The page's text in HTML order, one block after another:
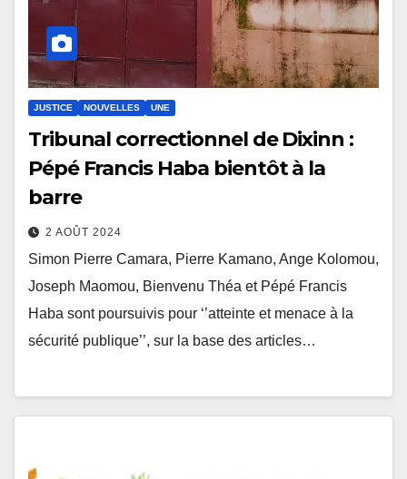
JUSTICE NOUVELLES UNE
Tribunal correctionnel de Dixinn :
Pépé Francis Haba bientôt à la
barre
2 AOÛT 2024
Simon Pierre Camara, Pierre Kamano, Ange Kolomou,
Joseph Maomou, Bienvenu Théa et Pépé Francis
Haba sont poursuivis pour ‘’atteinte et menace à la
sécurité publique’’, sur la base des articles…